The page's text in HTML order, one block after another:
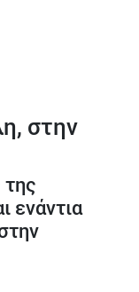
στην
της
ενάντια